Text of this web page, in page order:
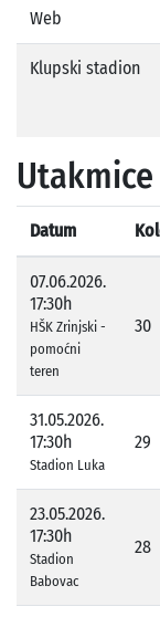
Web
Klupski stadion
Utakmice
Datum
07.06.2026.
17:30h
HŠK Zrinjski -
pomoćni
teren
30
31.05.2026.
17:30h
Stadion Luka
29
23.05.2026.
17:30h
Stadion
Babovac
28